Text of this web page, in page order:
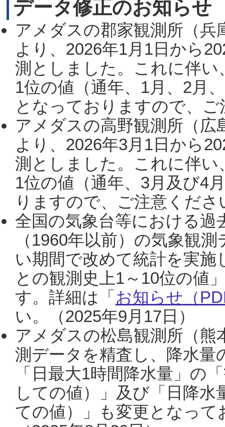
データ修正のお知らせ
アメダスの郡家観測所（
より、2026年1月1日から
測としました。これに伴い
1位の値（通年、1月、2月
となっておりますので、
アメダスの高野観測所（
より、2026年3月1日から
測としました。これに伴い
1位の値（通年、3月及び4
りますので、ご注意くだ
全国の気象台等における過
（1960年以前）の気象観
い期間で改めて統計を実
との観測史上1～10位の値
す。詳細は「 お知らせ（
い。（2025年9月17日）
アメダスの松島観測所（熊
測データを精査し、降水
「日最大1時間降水量」の
しての値）」及び「日降
ての値）」も変更となっ